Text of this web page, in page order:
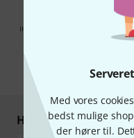
Med vores
bedst mulige
der hører til.
Når jeg klikker på
indforstået med at modtage
helst trækkes tilbage.
*
Handl og betal